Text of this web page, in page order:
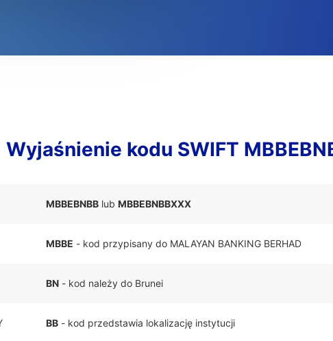
Wyjaśnienie kodu SWIFT
MBBEBNBB lub MBBEBNBBXXX
MBBE - kod przypisany do MALAYAN BANKING BERHAD
BN - kod należy do Brunei
BB - kod przedstawia lokalizację instytucji